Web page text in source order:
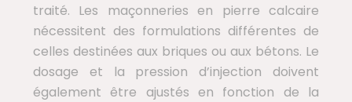
traité. Les maçonneries en pierre calcaire
nécessitent des formulations différentes de
celles destinées aux briques ou aux bétons. Le
dosage et la pression d’injection doivent
également être ajustés en fonction de la